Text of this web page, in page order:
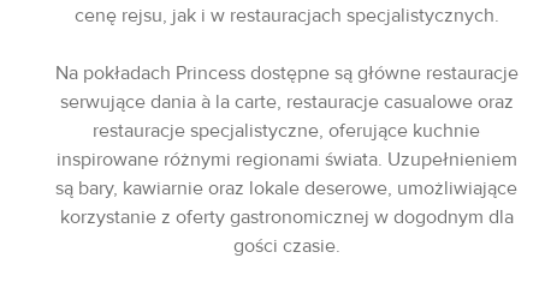
cenę rejsu, jak i w restauracjach specjalistycznych.
Na pokładach Princess dostępne są główne restauracje
serwujące dania à la carte, restauracje casualowe oraz
restauracje specjalistyczne, oferujące kuchnie
inspirowane różnymi regionami świata. Uzupełnieniem
są bary, kawiarnie oraz lokale deserowe, umożliwiające
korzystanie z oferty gastronomicznej w dogodnym dla
gości czasie.